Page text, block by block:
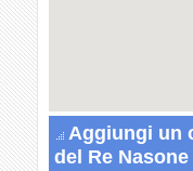
Aggiungi un
del Re Nasone